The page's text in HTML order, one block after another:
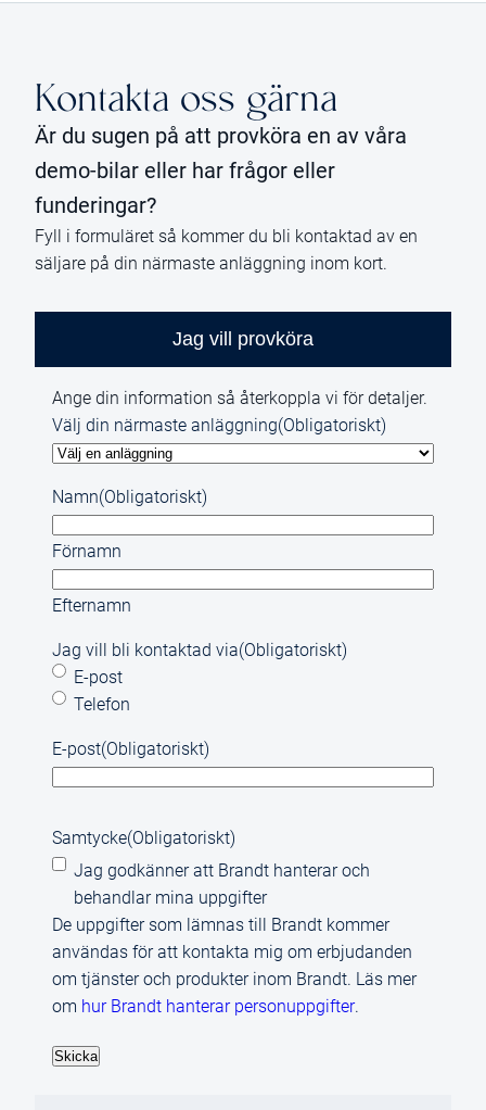
Kontakta oss gärna
Är du sugen på att provköra en av våra
demo-bilar eller har frågor eller
funderingar?
Fyll i formuläret så kommer du bli kontaktad av en
säljare på din närmaste anläggning inom kort.
Jag vill provköra
Ange din information så återkoppla vi för detaljer.
Välj din närmaste anläggning(Obligatoriskt)
Namn(Obligatoriskt)
Förnamn
Efternamn
Jag vill bli kontaktad via(Obligatoriskt)
E-post
Telefon
E-post(Obligatoriskt)
Samtycke(Obligatoriskt)
Jag godkänner att Brandt hanterar och
behandlar mina uppgifter
De uppgifter som lämnas till Brandt kommer
användas för att kontakta mig om erbjudanden
om tjänster och produkter inom Brandt. Läs mer
om hur Brandt hanterar personuppgifter.